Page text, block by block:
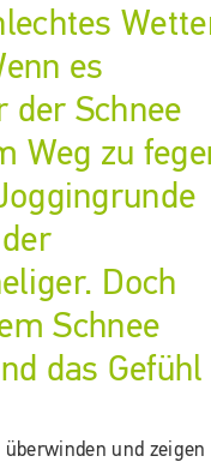
es
der Schnee
Weg zu
Doch
Schnee
das Gefühl
und zeigen